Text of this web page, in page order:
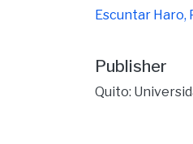
Escuntar Haro,
Publisher
Quito: